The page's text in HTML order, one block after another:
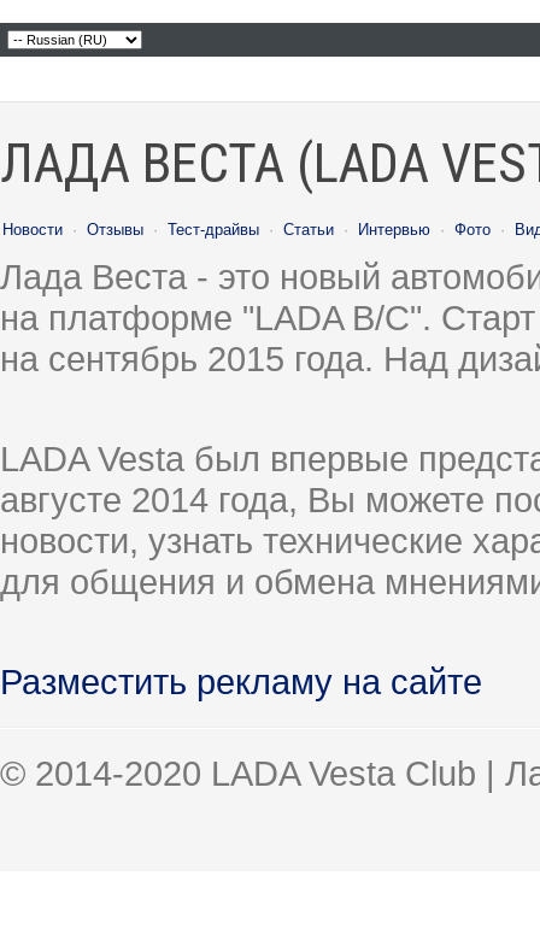
ЛАДА ВЕСТА (LADA
Новости · Отзывы · Тест-драйвы · Статьи · Интервью · Фото ·
Лада Веста - это новый
на платформе "LADA B/C".
на сентябрь 2015 года. Над
LADA Vesta был впервые
августе 2014 года, Вы можете
новости, узнать технические
для общения и обмена
Разместить рекламу на сайте
© 2014-2020 LADA Vesta Club |